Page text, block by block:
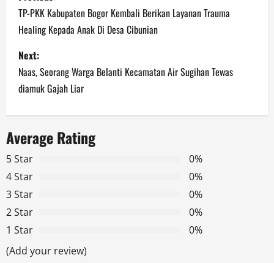
o
s
t
n
a
v
i
g
a
t
TP-PKK Kabupaten Bogor Kembali Berikan Layanan Trauma
Healing Kepada Anak Di Desa Cibunian
Next:
Naas, Seorang Warga Belanti Kecamatan Air Sugihan Tewas
diamuk Gajah Liar
Average Rating
5 Star
0%
4 Star
0%
3 Star
0%
2 Star
0%
1 Star
0%
(Add your review)